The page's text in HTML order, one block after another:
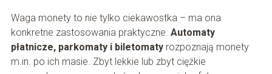
Waga monety to nie tylko ciekawostka – ma ona
konkretne zastosowania praktyczne. Automaty
płatnicze, parkomaty i biletomatyrozpoznają monety
m.in. po ich masie. Zbyt lekkie lub zbyt ciężkie